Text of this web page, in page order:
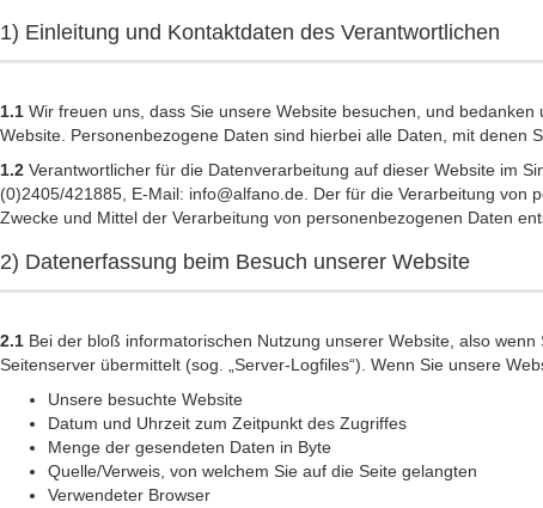
1) Einleitung und Kontaktdaten des Verantwortlichen
1.1 Wir freuen uns, dass Sie unsere Website besuchen, und
Website. Personenbezogene Daten sind hierbei alle Daten, mit denen
1.2 Verantwortlicher für die Datenverarbeitung auf dieser Website im
(0)2405/421885, E-Mail: info@alfano.de. Der für die Verarbeitung
Zwecke und Mittel der Verarbeitung von personenbezogenen Daten
2) Datenerfassung beim Besuch unserer Website
2.1 Bei der bloß informatorischen Nutzung unserer Website, also
Seitenserver übermittelt (sog. „Server-Logfiles“). Wenn Sie unsere
Unsere besuchte Website
Datum und Uhrzeit zum Zeitpunkt des Zugriffes
Menge der gesendeten Daten in Byte
Quelle/Verweis, von welchem Sie auf die Seite gelangten
Verwendeter Browser